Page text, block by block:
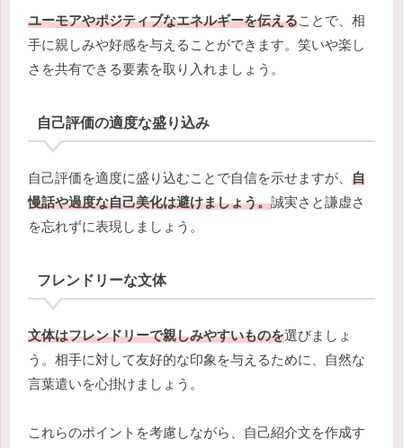
ユーモアやポジティブなエネルギーを伝えることで、相
手に親しみや好感を与えることができます。笑いや楽し
さを共有できる要素を取り入れましょう。
自己評価の適度な盛り込み
自己評価を適度に盛り込むことで自信を示せますが、 自
慢話や過度な自己美化は避けましょう。誠実さと謙虚さ
を忘れずに表現しましょう。
フレンドリーな文体
文体はフレンドリーで親しみやすいものを選びましょ
う。相手に対して友好的な印象を与えるために、自然な
言葉遣いを心掛けましょう。
これらのポイントを考慮しながら、自己紹介文を作成す